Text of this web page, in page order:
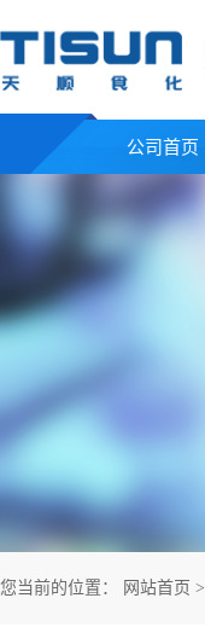
公司首页
您当前的位置： 网站首页 >